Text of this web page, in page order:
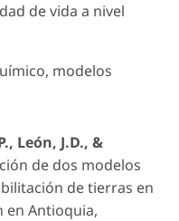
de vida a nivel
modelos
León, J.D., &
de dos modelos
de tierras en
en Antioquia,